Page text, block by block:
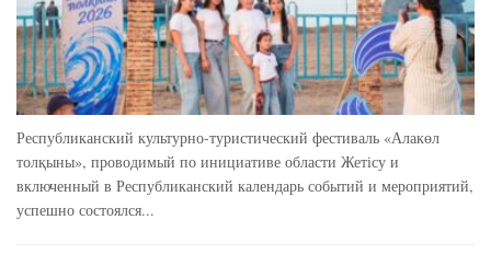
Республиканский культурно-туристический фестиваль «Алакөл
толқыны», проводимый по инициативе области Жетісу и
включенный в Республиканский календарь событий и мероприятий,
успешно состоялся...